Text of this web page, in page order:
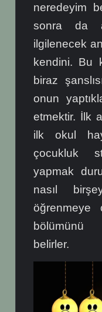
neredeyim
sonra da
ilgilenecek
kendini. Bu
biraz
onun
etmektir. İlk
ilk okul
çocukluk
yapmak
nasıl
öğrenmeye
bölümünü
belirler.